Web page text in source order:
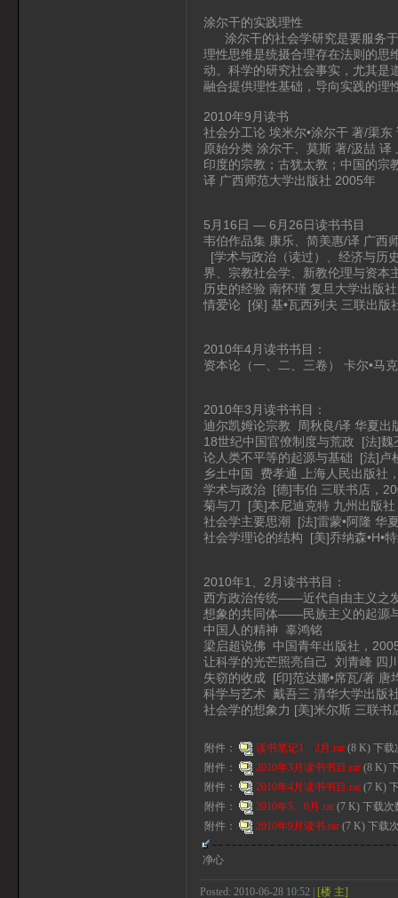
涂尔干的实践理性
涂尔干的社会学研究是要服务于
理性思维是统摄合理存在法则的思
动。科学的研究社会事实，尤其是
融合提供理性基础，导向实践的理
2010年9月读书
社会分工论 埃米尔•涂尔干 著/渠
原始分类 涂尔干、莫斯 著/汲喆
印度的宗教；古犹太教；中国的宗
译 广西师范大学出版社 2005年
5月16日 — 6月26日读书书目
韦伯作品集 康乐、简美惠/译 广西
[学术与政治（读过）、经济与历
界、宗教社会学、新教伦理与资本
历史的经验 南怀瑾 复旦大学出版
情爱论 [保] 基•瓦西列夫 三联出版
2010年4月读书书目：
资本论（一、二、三卷） 卡尔•马
2010年3月读书书目：
迪尔凯姆论宗教 周秋良/译 华夏出
18世纪中国官僚制度与荒政 [法]
论人类不平等的起源与基础 [法]
乡土中国 费孝通 上海人民出版社
学术与政治 [德]韦伯 三联书店，
菊与刀 [美]本尼迪克特 九州出版社
社会学主要思潮 [法]雷蒙•阿隆 华
社会学理论的结构 [美]乔纳森•H•
2010年1、2月读书书目：
西方政治传统——近代自由主义之
想象的共同体——民族主义的起源
中国人的精神 辜鸿铭
梁启超说佛 中国青年出版社，
让科学的光芒照亮自己 刘青峰 四
失窃的收成 [印]范达娜•席瓦/著 唐
科学与艺术 戴吾三 清华大学出版
社会学的想象力 [美]米尔斯 三联
附件： 读书笔记1、2月.rar (8 K) 下载
附件：
2010年3月读书书目.rar (8 K)
附件：
2010年4月读书书目.rar (7 K)
附件：
2010年5、6月.rar (7 K) 下载次
附件：
2010年9月读书.rar (7 K) 下载
净心
Posted: 2010-06-28 10:52 | [楼 主]